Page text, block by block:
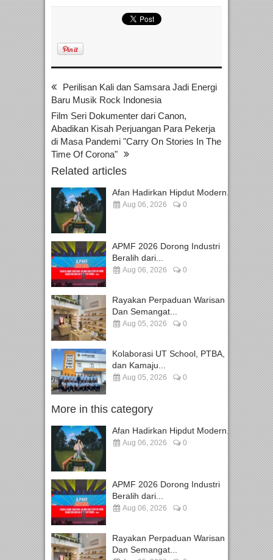
Perilisan Kali dan Samsara Jadi Energi
Baru Musik Rock Indonesia
Film Seri Dokumenter dari Canon,
Abadikan Kisah Perjuangan Para Pekerja
di Masa Pandemi "Carry On Stories In The
Time Of Corona"
Related articles
Afan Hadirkan Hipdut Modern...
Aug 06, 2026 0
APMF 2026 Dorong Industri
Beralih dari...
Aug 06, 2026 0
Rayakan Perpaduan Warisan
Dan Semangat...
Aug 05, 2026 0
Kolaborasi UT School, PTBA,
dan Kamaju...
Aug 05, 2026 0
More in this category
Afan Hadirkan Hipdut Modern...
Aug 06, 2026 0
APMF 2026 Dorong Industri
Beralih dari...
Aug 06, 2026 0
Rayakan Perpaduan Warisan
Dan Semangat...